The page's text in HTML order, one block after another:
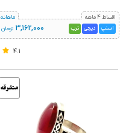
اقساط 4 ماهه
اسنپ
دیجی ترب 3,162,000 تومان
ماهانه
4.1